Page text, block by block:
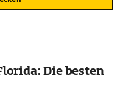
Die besten